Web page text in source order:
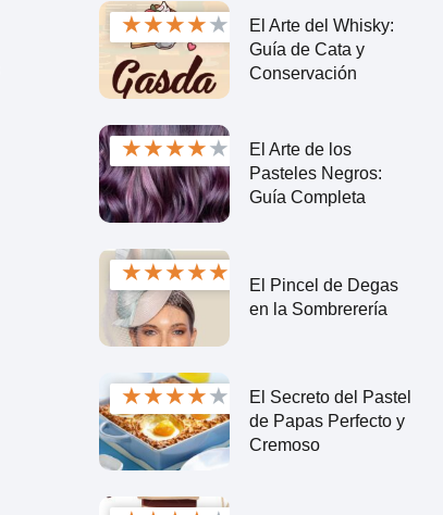
★★★★★
El Arte del Whisky:
Guía de Cata y
Conservación
★★★★★
El Arte de los
Pasteles Negros:
Guía Completa
★★★★★
El Pincel de Degas
en la Sombrerería
★★★★★
El Secreto del Pastel
de Papas Perfecto y
Cremoso